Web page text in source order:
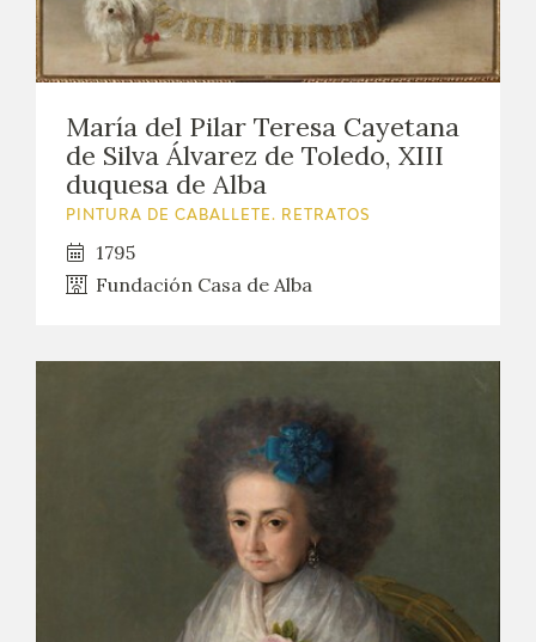
María del Pilar Teresa Cayetana
de Silva Álvarez de Toledo, XIII
duquesa de Alba
PINTURA DE CABALLETE. RETRATOS
1795
Fundación Casa de Alba